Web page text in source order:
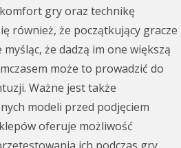
gry oraz technikę
również, że początkujący gracze
że dadzą im one większą
może to prowadzić do
Ważne jest także
modeli przed podjęciem
oferuje możliwość